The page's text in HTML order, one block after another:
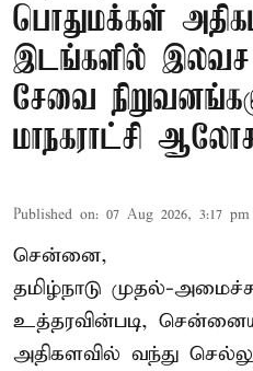
பொதுமக்கள்
இடங்களில்
சேவை
மாநகராட்சி
Published on: 07 Aug 2026, 3:17 pm
சென்னை,
தமிழ்நாடு முதல்-
உத்தரவின்படி,
அதிகளவில் வந்து